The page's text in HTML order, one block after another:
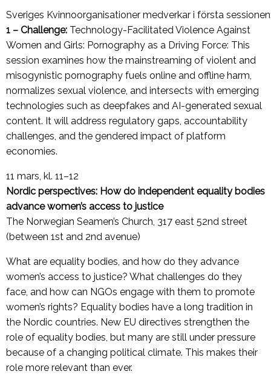
Sveriges Kvinnoorganisationer medverkar i första
1 – Challenge: Technology-Facilitated Violence Against
Women and Girls: Pornography as a Driving Force: This
session examines how the mainstreaming of violent and
misogynistic pornography fuels online and offline harm,
normalizes sexual violence, and intersects with emerging
technologies such as deepfakes and AI-generated sexual
content. It will address regulatory gaps, accountability
challenges, and the gendered impact of platform
economies.
11 mars, kl. 11–12
Nordic perspectives: How do independent equality bodies
advance women’s access to justice
The Norwegian Seamen’s Church, 317 east 52nd street
(between 1st and 2nd avenue)
What are equality bodies, and how do they advance
women’s access to justice? What challenges do they
face, and how can NGOs engage with them to promote
women’s rights? Equality bodies have a long tradition in
the Nordic countries. New EU directives strengthen the
role of equality bodies, but many are still under pressure
because of a changing political climate. This makes their
role more relevant than ever.